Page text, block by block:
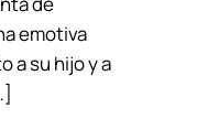
emotiva
a su hijo y a